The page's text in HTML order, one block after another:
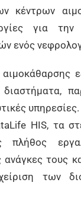
κέντρων
για
ενός
HIS, τα
πλήθος
ανάγκες τους
των